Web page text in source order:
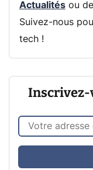
Actualitésou de
Suivez-nous
tech !
Inscrivez-